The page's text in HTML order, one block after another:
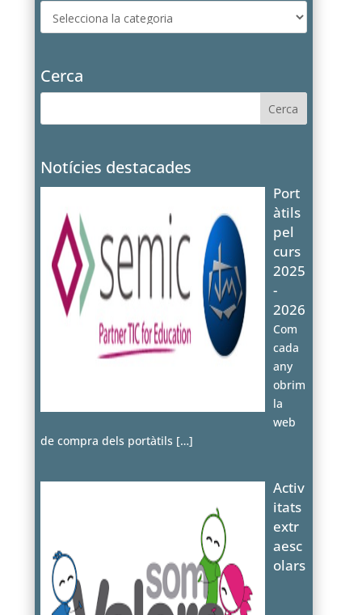
per
Cerca
Notícies destacades
Port
àtils
pel
curs
2025
-
2026
Com
cada
any
obrim
la
web
de compra dels portàtils […]
Activ
itats
extr
aesc
olars